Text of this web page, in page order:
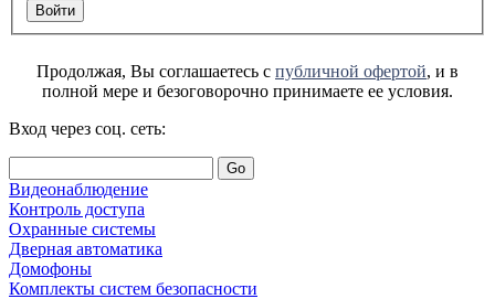
Продолжая, Вы соглашаетесь с публичной офертой, и в
полной мере и безоговорочно принимаете ее условия.
Вход через соц. сеть:
Go
Видеонаблюдение
Контроль доступа
Охранные системы
Дверная автоматика
Домофоны
Комплекты систем безопасности